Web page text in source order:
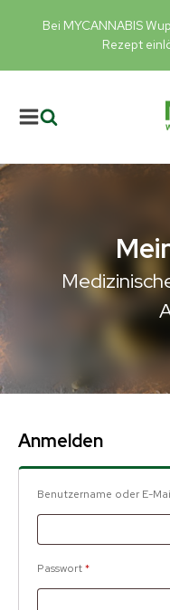
Bei MYCANNABIS
Rezept
Anmelden
Benutzername oder E-
Passwort*Erforderlich